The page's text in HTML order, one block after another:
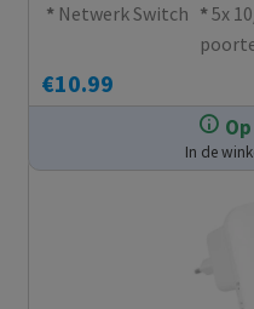
In de
€10.99
Netwerk Switch
5x